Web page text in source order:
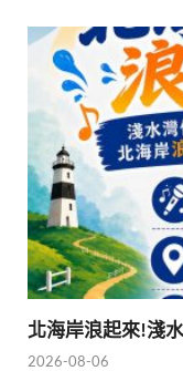
北海岸浪起來!淺
2026-08-06